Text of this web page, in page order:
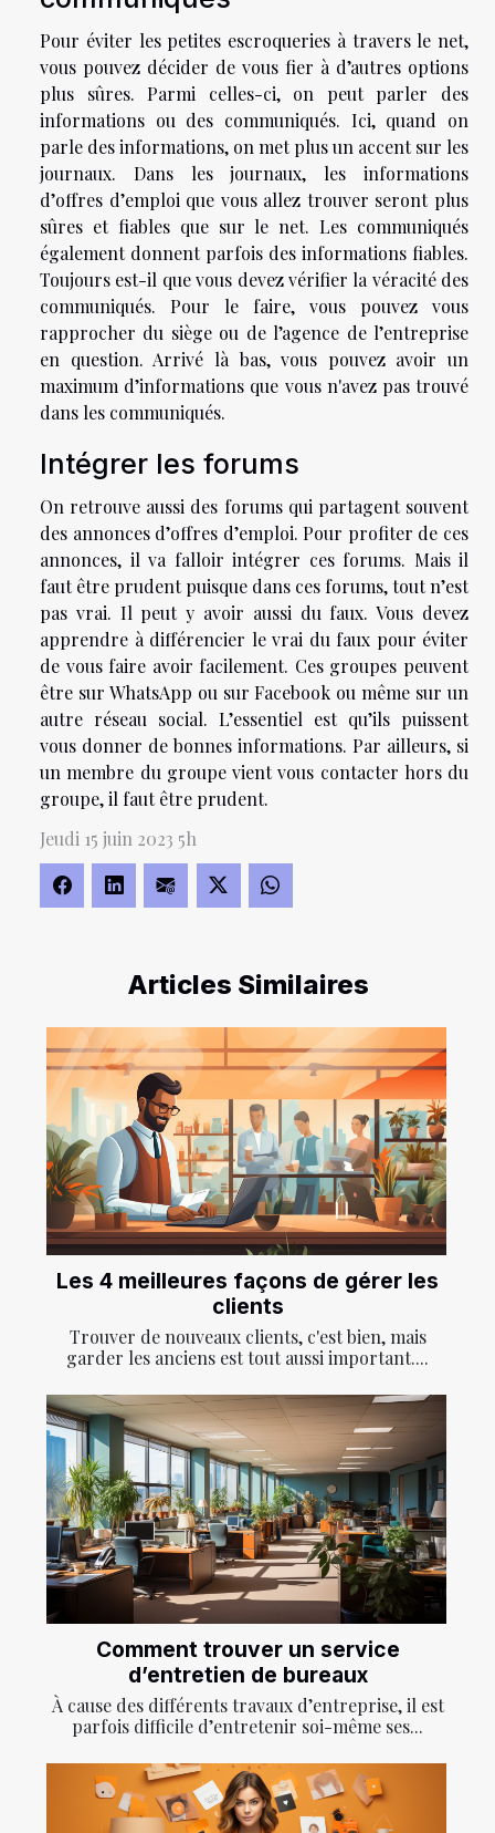
Articles Similaires
Les 4 meilleures façons de gérer les
clients
Trouver de nouveaux clients, c'est bien, mais
garder les anciens est tout aussi important....
Comment trouver un service
d’entretien de bureaux
À cause des différents travaux d’entreprise, il est
parfois difficile d’entretenir soi-même ses...
Pour éviter les petites escroqueries à travers le net,
vous pouvez décider de vous fier à d’autres options
plus sûres. Parmi celles-ci, on peut parler des
informations ou des communiqués. Ici, quand on
parle des informations, on met plus un accent sur les
journaux. Dans les journaux, les informations
d’offres d’emploi que vous allez trouver seront plus
sûres et fiables que sur le net. Les communiqués
également donnent parfois des informations fiables.
Toujours est-il que vous devez vérifier la véracité des
communiqués. Pour le faire, vous pouvez vous
rapprocher du siège ou de l’agence de l’entreprise
en question. Arrivé là bas, vous pouvez avoir un
maximum d’informations que vous n'avez pas trouvé
dans les communiqués.
Intégrer les forums
On retrouve aussi des forums qui partagent souvent
des annonces d’offres d’emploi. Pour profiter de ces
annonces, il va falloir intégrer ces forums. Mais il
faut être prudent puisque dans ces forums, tout n’est
pas vrai. Il peut y avoir aussi du faux. Vous devez
apprendre à différencier le vrai du faux pour éviter
de vous faire avoir facilement. Ces groupes peuvent
être sur WhatsApp ou sur Facebook ou même sur un
autre réseau social. L’essentiel est qu’ils puissent
vous donner de bonnes informations. Par ailleurs, si
un membre du groupe vient vous contacter hors du
groupe, il faut être prudent.
Jeudi 15 juin 2023 5h